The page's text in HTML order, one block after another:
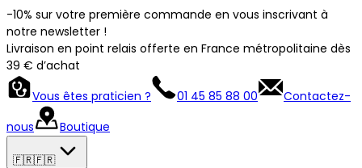
-10% sur votre première commande en vous inscrivant à
notre newsletter !
Livraison en point relais offerte en France métropolitaine dès
39 € d’achat
Vous êtes praticien ?
01 45 85 88 00
Contactez-
nous
Boutique
🇫🇷🇫🇷